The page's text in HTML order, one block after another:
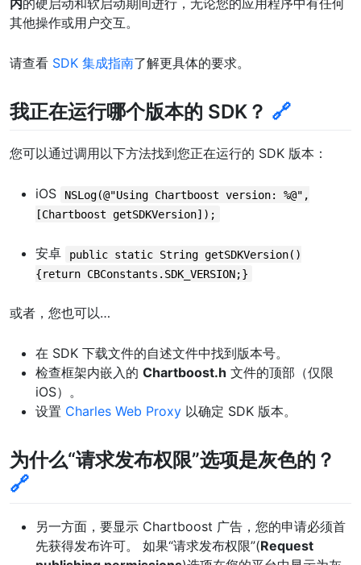
内的硬启动和软启动期间进行，无论您的应用程序中有任何
其他操作或用户交互。
请查看 SDK 集成指南了解更具体的要求。
我正在运行哪个版本的 SDK？ 🔗
您可以通过调用以下方法找到您正在运行的 SDK 版本：
iOS
NSLog(@"Using Chartboost version: %@",
[Chartboost getSDKVersion]);
安卓
public static String getSDKVersion()
{return CBConstants.SDK_VERSION;}
或者，您也可以…
在 SDK 下载文件的自述文件中找到版本号。
检查框架内嵌入的 Chartboost.h 文件的顶部（仅限
iOS）。
设置 Charles Web Proxy 以确定 SDK 版本。
为什么“请求发布权限”选项是灰色的？
🔗
另一方面，要显示 Chartboost 广告，您的申请必须首
先获得发布许可。 如果“请求发布权限”(Request